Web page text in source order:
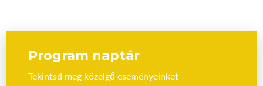
Program naptár
Tekintsd meg közelgő eseményeinket